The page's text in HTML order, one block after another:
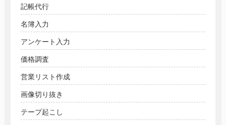
記帳代行
名簿入力
アンケート入力
価格調査
営業リスト作成
画像切り抜き
テープ起こし